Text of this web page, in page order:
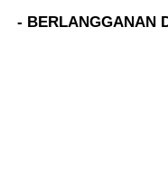
- BERLANGGANAN